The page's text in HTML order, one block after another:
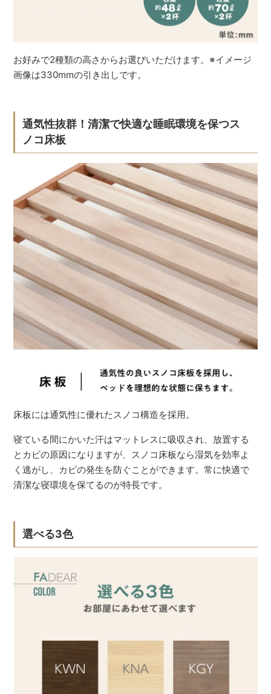
お好みで2種類の高さからお選びいただけます。※イメージ
画像は330mmの引き出しです。
通気性抜群！清潔で快適な睡眠環境を保つス
ノコ床板
床板には通気性に優れたスノコ構造を採用。
寝ている間にかいた汗はマットレスに吸収され、放置する
とカビの原因になりますが、スノコ床板なら湿気を効率よ
く逃がし、カビの発生を防ぐことができます。常に快適で
清潔な寝環境を保てるのが特長です。
選べる3色